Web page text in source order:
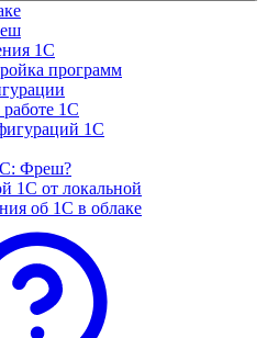
1С
программ
1С
1С
Фреш?
1С от локальной
об 1С в облаке